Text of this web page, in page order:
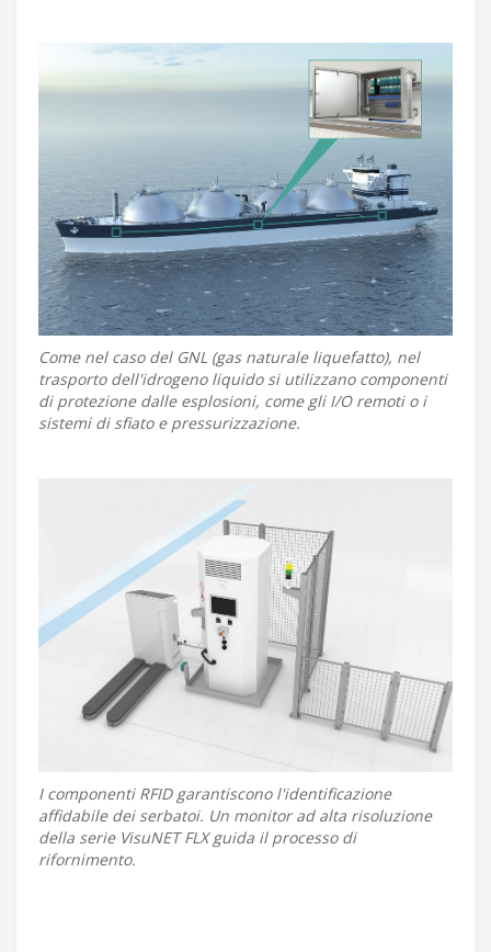
Come nel caso del GNL (gas naturale liquefatto), nel
trasporto dell'idrogeno liquido si utilizzano componenti
di protezione dalle esplosioni, come gli I/O remoti o i
sistemi di sfiato e pressurizzazione.
I componenti RFID garantiscono l'identificazione
affidabile dei serbatoi. Un monitor ad alta risoluzione
della serie VisuNET FLX guida il processo di
rifornimento.